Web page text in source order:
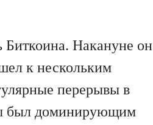
Накануне он
к нескольким
перерывы в
был доминирующим